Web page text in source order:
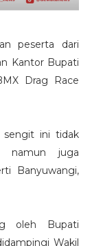
peserta dari
Kantor Bupati
Drag Race
sengit ini tidak
namun juga
Banyuwangi,
oleh Bupati
Wakil